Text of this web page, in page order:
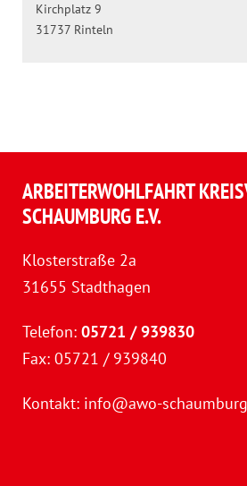
Kirchplatz 9
31737 Rinteln
ARBEITERWOHLFAHRT
SCHAUMBURG E.V.
Klosterstraße 2a
31655 Stadthagen
Telefon: 05721 / 939830
Fax: 05721 / 939840
Kontakt: info@awo-